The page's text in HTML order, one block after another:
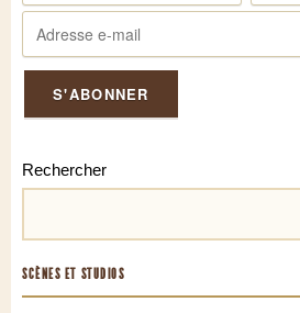
Rechercher
SCÈNES ET STUDIOS